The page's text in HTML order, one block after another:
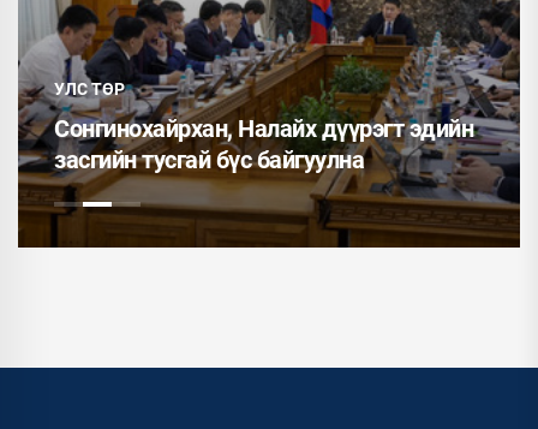
УЛС ТӨР
Сонгинохайрхан, Налайх дүүрэгт эдийн
засгийн тусгай бүс байгуулна